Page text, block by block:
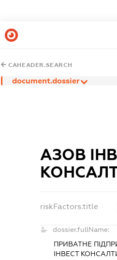
CAHEADER.SEARCH
document.dossier
АЗОВ
riskFactors.title
dossier.fullName:
ПРИВАТНЕ
ІНВЕСТ